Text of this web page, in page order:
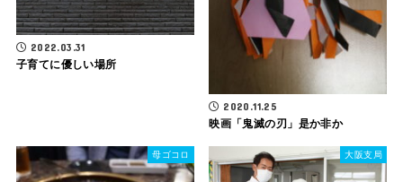
2022.03.31
子育てに優しい場所
2020.11.25
映画「鬼滅の刃」是か非か
母ゴコロ 大阪支局